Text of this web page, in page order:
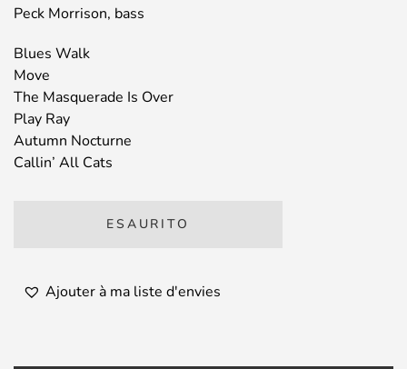
Peck Morrison, bass
Blues Walk
Move
The Masquerade Is Over
Play Ray
Autumn Nocturne
Callin’ All Cats
ESAURITO
Ajouter à ma liste d'envies